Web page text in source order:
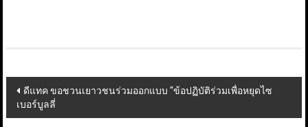
Post
navigation
ดีแทค ขอชวนเยาวชนร่วมออกแบบ “ข้อปฏิบัติร่วมเพื่อหยุดไซ
เบอร์บูลลี่